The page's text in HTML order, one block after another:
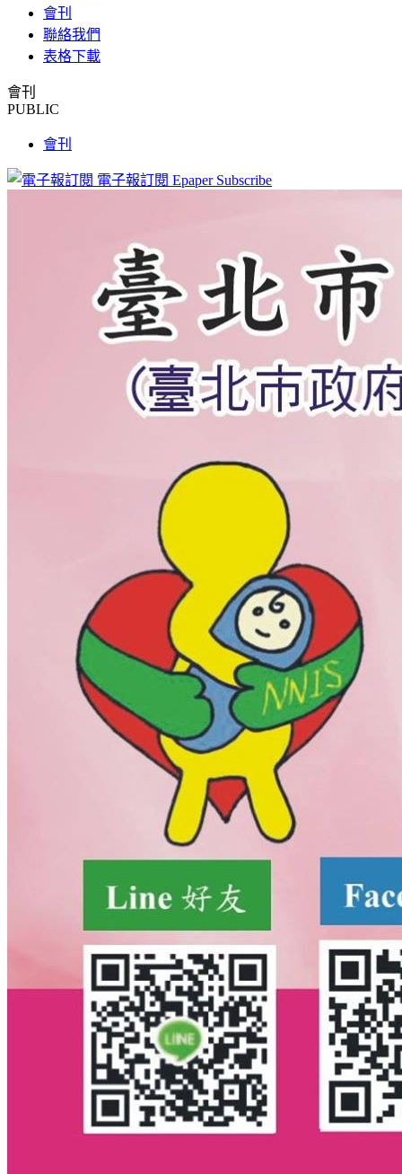
會刊
聯絡我們
表格下載
會刊
PUBLIC
會刊
電子報訂閱 Epaper Subscribe